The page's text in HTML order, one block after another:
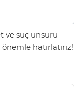
ve suç unsuru
hatırlatırız!